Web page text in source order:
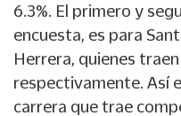
6.3%. El primero y
encuesta, es para
Herrera, quienes traen
respectivamente. Así
carrera que trae